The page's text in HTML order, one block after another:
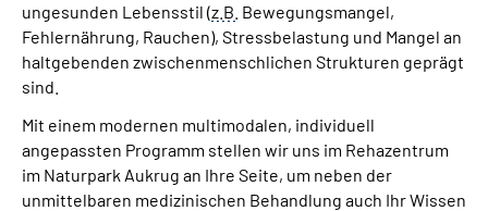
ungesunden Lebensstil (z.B. Bewegungsmangel,
Fehlernährung, Rauchen), Stressbelastung und Mangel an
haltgebenden zwischenmenschlichen Strukturen geprägt
sind.
Mit einem modernen multimodalen, individuell
angepassten Programm stellen wir uns im Rehazentrum
im Naturpark Aukrug an Ihre Seite, um neben der
unmittelbaren medizinischen Behandlung auch Ihr Wissen